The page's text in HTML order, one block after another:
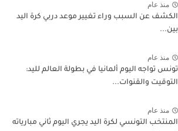
منذ عام
الكشف عن السبب وراء تغيير موعد دربي كرة اليد
بين...
منذ عام
تونس تواجه اليوم ألمانيا في بطولة العالم لليد:
التوقيت والقنوات...
منذ عام
المنتخب التونسي لكرة اليد يجري اليوم ثاني مبارياته